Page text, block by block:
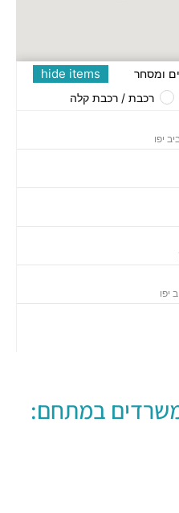
hide items
ומסחר
רכבת / רכבת קלה
במתחם: